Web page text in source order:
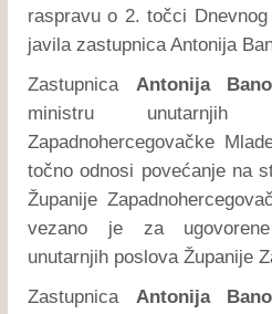
raspravu o 2. točci
javila zastupnica Antonija
Zastupnica Antonija
ministru unutarnjih
Zapadnohercegovačke
točno odnosi povećanje na
Županije
vezano je za
unutarnjih poslova Županije
Zastupnica Antonija